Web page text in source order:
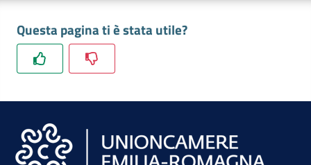
al
lavoro
Promozione
Innovazione
Questa pagina ti è stata utile?